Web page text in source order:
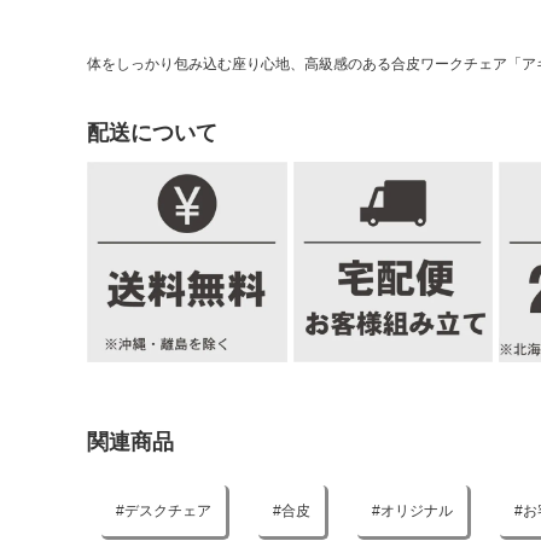
体をしっかり包み込む座り心地、高級感のある合皮ワークチェア「ア
配送について
関連商品
デスクチェア 合皮 オリジナル お